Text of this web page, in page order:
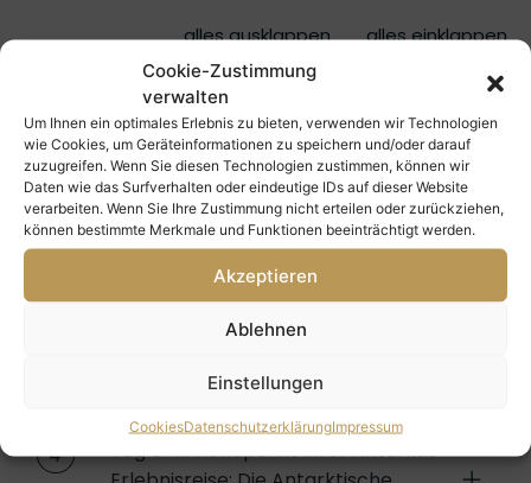
Cookie-Zustimmung
verwalten
Um Ihnen ein optimales Erlebnis zu bieten, verwenden wir Technologien
wie Cookies, um Geräteinformationen zu speichern und/oder darauf
zuzugreifen. Wenn Sie diesen Technologien zustimmen, können wir
Daten wie das Surfverhalten oder eindeutige IDs auf dieser Website
verarbeiten. Wenn Sie Ihre Zustimmung nicht erteilen oder zurückziehen,
können bestimmte Merkmale und Funktionen beeinträchtigt werden.
Akzeptieren
Ablehnen
Einstellungen
CookiesDatenschutzerklärungImpressum
alles ausklappen alles einklappen
Tag 1: Start Ihres
Antarktisabenteuers in Ushuaia
2
Tag 2 : Einschiffung: Der Beginn Ihrer
Antarktis Reise
Tag 3–4: Durchquerung der Drake-
4
Tag 5–11: Höhepunkt Ihrer Antarktis